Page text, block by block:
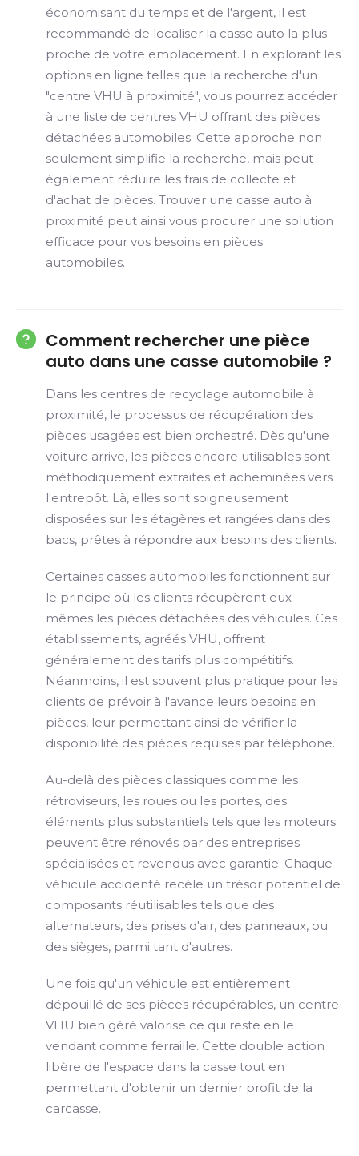
économisant du temps et de l'argent, il est
recommandé de localiser la casse auto la plus
proche de votre emplacement. En explorant les
options en ligne telles que la recherche d'un
"centre VHU à proximité", vous pourrez accéder
à une liste de centres VHU offrant des pièces
détachées automobiles. Cette approche non
seulement simplifie la recherche, mais peut
également réduire les frais de collecte et
d'achat de pièces. Trouver une casse auto à
proximité peut ainsi vous procurer une solution
efficace pour vos besoins en pièces
automobiles.
Comment rechercher une pièce
auto dans une casse automobile ?
Dans les centres de recyclage automobile à
proximité, le processus de récupération des
pièces usagées est bien orchestré. Dès qu'une
voiture arrive, les pièces encore utilisables sont
méthodiquement extraites et acheminées vers
l'entrepôt. Là, elles sont soigneusement
disposées sur les étagères et rangées dans des
bacs, prêtes à répondre aux besoins des clients.
Certaines casses automobiles fonctionnent sur
le principe où les clients récupèrent eux-
mêmes les pièces détachées des véhicules. Ces
établissements, agréés VHU, offrent
généralement des tarifs plus compétitifs.
Néanmoins, il est souvent plus pratique pour les
clients de prévoir à l'avance leurs besoins en
pièces, leur permettant ainsi de vérifier la
disponibilité des pièces requises par téléphone.
Au-delà des pièces classiques comme les
rétroviseurs, les roues ou les portes, des
éléments plus substantiels tels que les moteurs
peuvent être rénovés par des entreprises
spécialisées et revendus avec garantie. Chaque
véhicule accidenté recèle un trésor potentiel de
composants réutilisables tels que des
alternateurs, des prises d'air, des panneaux, ou
des sièges, parmi tant d'autres.
Une fois qu'un véhicule est entièrement
dépouillé de ses pièces récupérables, un centre
VHU bien géré valorise ce qui reste en le
vendant comme ferraille. Cette double action
libère de l'espace dans la casse tout en
permettant d'obtenir un dernier profit de la
carcasse.